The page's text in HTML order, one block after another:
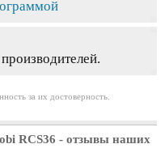
за их достоверность.
RCS36 - отзывы наших